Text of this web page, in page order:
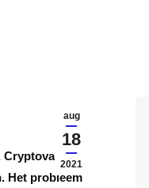
aug
18
2021
is
Het probleem